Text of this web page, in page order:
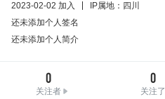
2023-02-02 加入
IP属地：四川
还未添加个人签名
还未添加个人简介
0
关注者
0
关注了